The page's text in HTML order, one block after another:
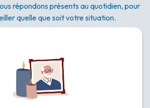
répondons présents au quotidien, pour
quelle que soit votre situation.